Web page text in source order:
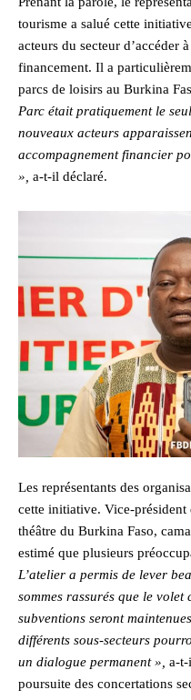
tourisme a salué cette
acteurs du secteur d’accéder
financement. Il a
parcs de loisirs au Burkina
Parc était pratiquement le
nouveaux acteurs
accompagnement financier
», a-t-il déclaré.
Les représentants des
cette initiative. Vice-président
théâtre du Burkina Faso,
estimé que plusieurs
L’atelier a permis de lever
sommes rassurés que le volet
subventions seront
différents sous-secteurs
un dialogue permanent », a-
poursuite des concertations